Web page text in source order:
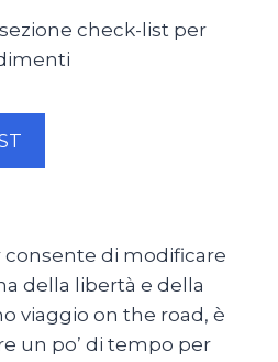
check-list per
consente di modificare
della libertà e della
viaggio on the road, è
un po’ di tempo per